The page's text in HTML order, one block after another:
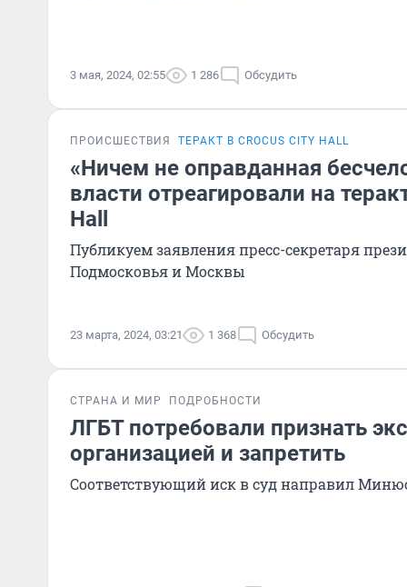
3 мая, 2024, 02:55 1 286 Обсудить
ПРОИСШЕСТВИЯ ТЕРАКТ В CROCUS CITY HALL
«Ничем не оправданная
власти отреагировали на
Hall
Публикуем заявления пресс-секретаря
Подмосковья и Москвы
23 марта, 2024, 03:21 1 368 Обсудить
СТРАНА И МИР ПОДРОБНОСТИ
ЛГБТ потребовали признать
организацией и запретить
Соответствующий иск в суд направил